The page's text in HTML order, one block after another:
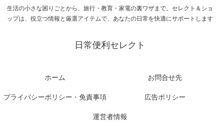
生活の小さな困りごとから、旅行・教育・家電の裏ワザまで。セレクト＆ショ
ップは、役立つ情報と厳選アイテムで、あなたの日常を快適にサポートします
日常便利セレクト
ホーム お問合せ先
プライバシーポリシー・免責事項 広告ポリシー
運営者情報